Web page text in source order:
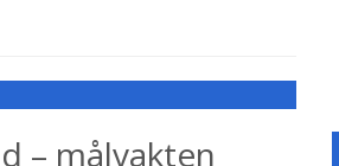
– målvakten